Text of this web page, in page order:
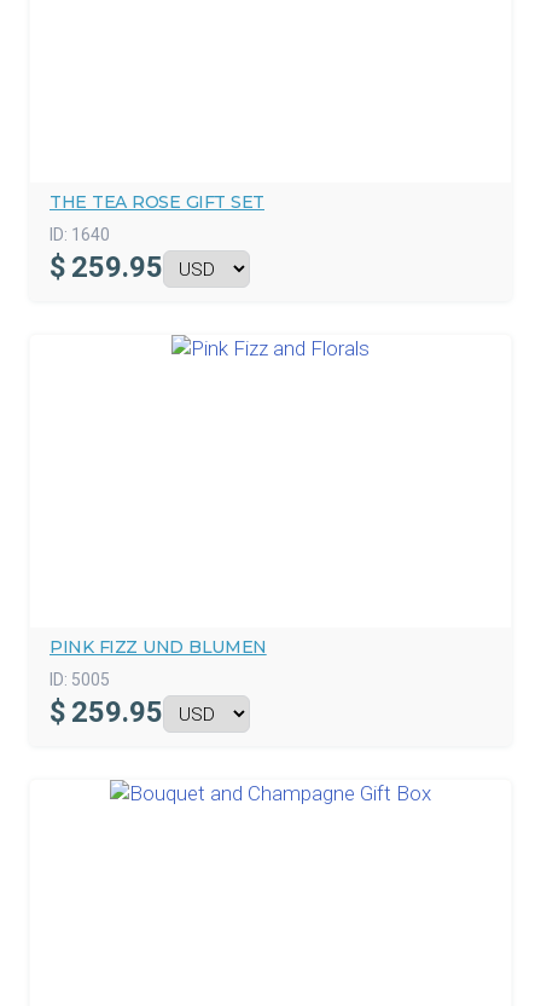
THE TEA ROSE GIFT SET
ID: 1640
$ 259.95
PINK FIZZ UND BLUMEN
ID: 5005
$ 259.95